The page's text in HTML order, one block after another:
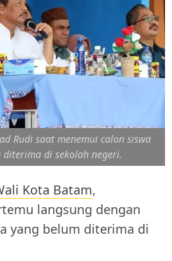
Rudi saat menemui calon siswa
di sekolah negeri.
Kota Batam,
langsung dengan
yang belum diterima di